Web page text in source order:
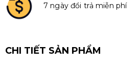
7 ngày đổi trả miễn phí
CHI TIẾT SẢN PHẨM